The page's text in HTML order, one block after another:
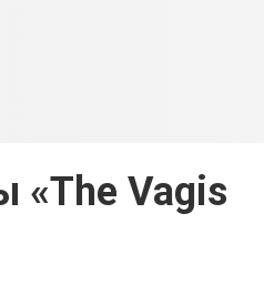
«The Vagis